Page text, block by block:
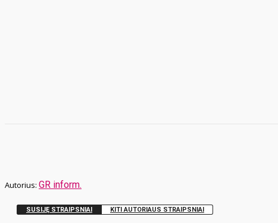
GR inform.
SUSIJĘ STRAIPSNIAI KITI AUTORIAUS STRAIPSNIAI